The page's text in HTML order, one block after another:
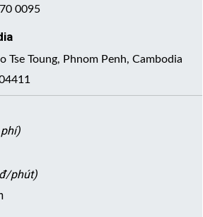
0095
Tse Toung, Phnom Penh, Cambodia
phút)